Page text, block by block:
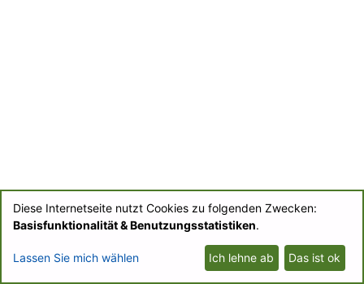
© BIOfid 2018-2026 |Impressum|UB Labs Blog|
Diese Internetseite nutzt Cookies zu folgenden Zwecken:
Basisfunktionalität & Benutzungsstatistiken.
Lassen Sie mich wählen Ich lehne ab Das ist ok